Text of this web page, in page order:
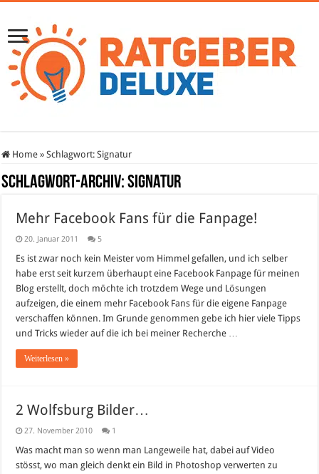
Home » Schlagwort:Signatur
Schlagwort-Archiv:Signatur
Mehr Facebook Fans für die Fanpage!
20. Januar 2011 5
Es ist zwar noch kein Meister vom Himmel gefallen, und ich selber
habe erst seit kurzem überhaupt eine Facebook Fanpage für meinen
Blog erstellt, doch möchte ich trotzdem Wege und Lösungen
aufzeigen, die einem mehr Facebook Fans für die eigene Fanpage
verschaffen können. Im Grunde genommen gebe ich hier viele Tipps
und Tricks wieder auf die ich bei meiner Recherche …
Weiterlesen »
2 Wolfsburg Bilder…
27. November 2010 1
Was macht man so wenn man Langeweile hat, dabei auf Video
stösst, wo man gleich denkt ein Bild in Photoshop verwerten zu